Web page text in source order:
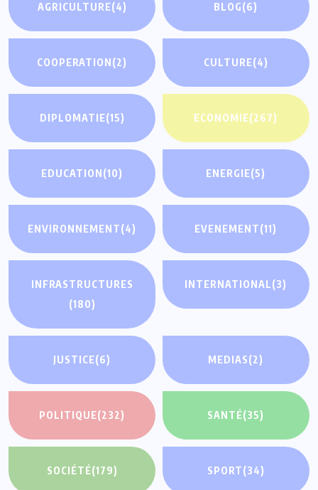
AGRICULTURE(4) BLOG(6)
COOPERATION(2) CULTURE(4)
DIPLOMATIE(15) ECONOMIE(267)
EDUCATION(10) ENERGIE(5)
ENVIRONNEMENT(4) EVENEMENT(11)
INFRASTRUCTURES
(180)
INTERNATIONAL(3)
JUSTICE(6) MEDIAS(2)
POLITIQUE(232) SANTÉ(35)
SOCIÉTÉ(179) SPORT(34)